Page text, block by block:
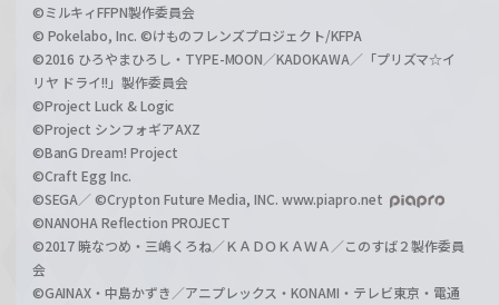
©ミルキィFFPN製作委員会
© Pokelabo, Inc. ©けものフレンズプロジェクト/KFPA
©2016 ひろやまひろし・TYPE-MOON／KADOKAWA／「プリズマ☆イ
リヤ ドライ!!」製作委員会
©Project Luck & Logic
©Project シンフォギアAXZ
©BanG Dream! Project
©Craft Egg Inc.
©SEGA／ ©Crypton Future Media, INC. www.piapro.net
©NANOHA Reflection PROJECT
©2017 暁なつめ・三嶋くろね／ＫＡＤＯＫＡＷＡ／このすば２製作委員
会
©GAINAX・中島かずき／アニプレックス・KONAMI・テレビ東京・電通